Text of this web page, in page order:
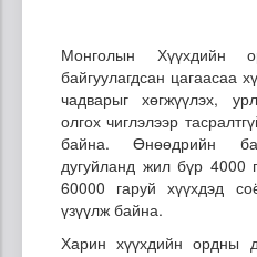
Монголын
байгуулагдсан цагаасаа
чадварыг хөгжүүлэх,
олгох чиглэлээр
байна. Өнөөдрийн
дугуйланд жил бүр 4000
60000 гаруй хүүхдэд
үзүүлж байна.
Харин хүүхдийн ордны